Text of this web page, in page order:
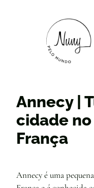
Annecy |
cidade
França
Annecy é uma